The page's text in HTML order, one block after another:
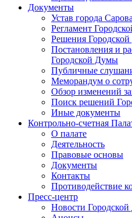
Документы
Устав города Сарова
Регламент
Решения
Постановления и
Городской Думы
Публичные
Меморандум о
Обзор изменений
Поиск решений
Иные документы
Контрольно-счетная
О палате
Деятельность
Правовые основы
Документы
Контакты
Противодействие
Пресс-центр
Новости